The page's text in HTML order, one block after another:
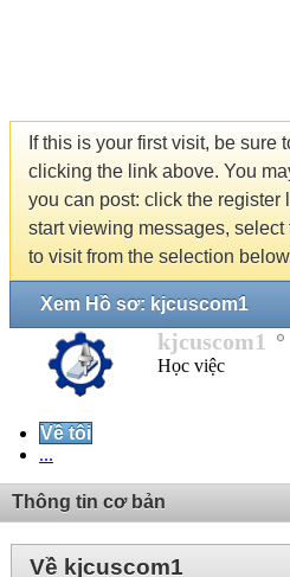
If this is your first visit, be sure
clicking the link above. You
you can post: click the register
start viewing messages,
to visit from the selection
Xem Hồ sơ: kjcuscom1
kjcuscom1
Học việc
Về tôi
...
Thông tin cơ bản
Về kjcuscom1